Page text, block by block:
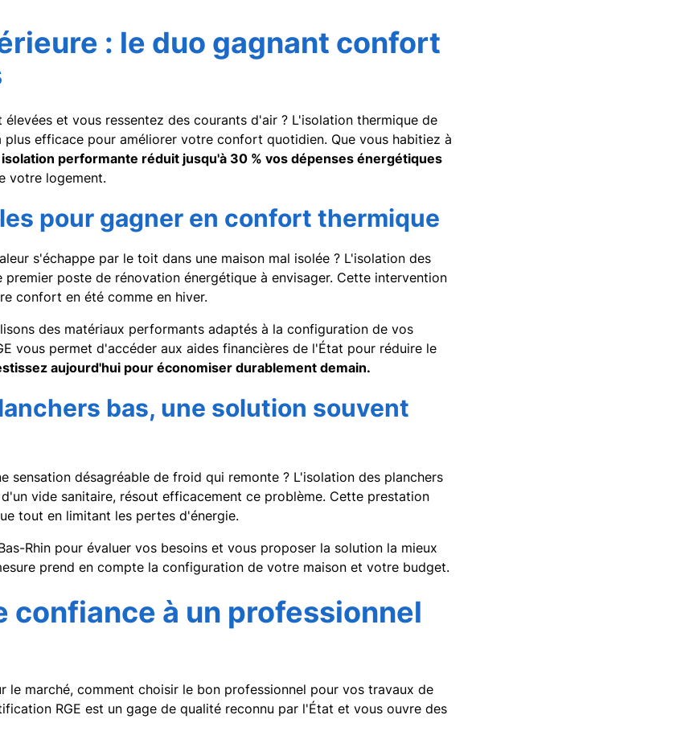
: le duo gagnant confort
et vous ressentez des courants d'air ? L'isolation thermique de
efficace pour améliorer votre confort quotidien. Que vous habitiez à
performante réduit jusqu'à 30 % vos dépenses énergétiques
votre logement.
pour gagner en confort thermique
s'échappe par le toit dans une maison mal isolée ? L'isolation des
poste de rénovation énergétique à envisager. Cette intervention
confort en été comme en hiver.
des matériaux performants adaptés à la configuration de vos
vous permet d'accéder aux aides financières de l'État pour réduire le
aujourd'hui pour économiser durablement demain.
bas, une solution souvent
sensation désagréable de froid qui remonte ? L'isolation des planchers
vide sanitaire, résout efficacement ce problème. Cette prestation
tout en limitant les pertes d'énergie.
Rhin pour évaluer vos besoins et vous proposer la solution la mieux
prend en compte la configuration de votre maison et votre budget.
confiance à un professionnel
le marché, comment choisir le bon professionnel pour vos travaux de
RGE est un gage de qualité reconnu par l'État et vous ouvre des